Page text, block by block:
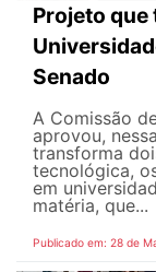
Projeto
Senado
A Comissão
aprovou,
transforma
tecnológica,
em
matéria, que...
Publicado em: 28 de